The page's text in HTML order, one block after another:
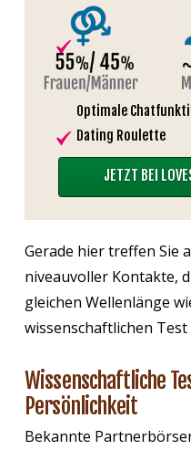
Optimale
Dating Roulette
JETZT BEI
Gerade hier treffen Sie
niveauvoller Kontakte,
gleichen Wellenlänge
wissenschaftlichen
Wissenschaftliche
Persönlichkeit
Bekannte